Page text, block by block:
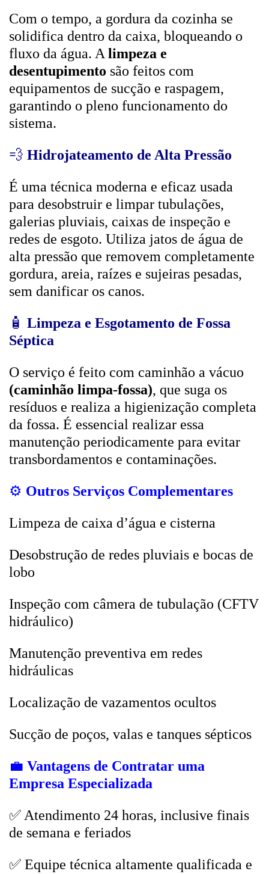
Com o tempo, a gordura da cozinha se
solidifica dentro da caixa, bloqueando o
fluxo da água. A limpeza e
desentupimento são feitos com
equipamentos de sucção e raspagem,
garantindo o pleno funcionamento do
sistema.
💨 Hidrojateamento de Alta Pressão
É uma técnica moderna e eficaz usada
para desobstruir e limpar tubulações,
galerias pluviais, caixas de inspeção e
redes de esgoto. Utiliza jatos de água de
alta pressão que removem completamente
gordura, areia, raízes e sujeiras pesadas,
sem danificar os canos.
🧴 Limpeza e Esgotamento de Fossa
Séptica
O serviço é feito com caminhão a vácuo
(caminhão limpa-fossa), que suga os
resíduos e realiza a higienização completa
da fossa. É essencial realizar essa
manutenção periodicamente para evitar
transbordamentos e contaminações.
⚙️ Outros Serviços Complementares
Limpeza de caixa d’água e cisterna
Desobstrução de redes pluviais e bocas de
lobo
Inspeção com câmera de tubulação (CFTV
hidráulico)
Manutenção preventiva em redes
hidráulicas
Localização de vazamentos ocultos
Sucção de poços, valas e tanques sépticos
💼 Vantagens de Contratar uma
Empresa Especializada
✅ Atendimento 24 horas, inclusive finais
de semana e feriados
✅ Equipe técnica altamente qualificada e